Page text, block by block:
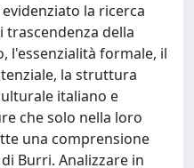
la ricerca
trascendenza della
l'essenzialità formale, il
la struttura
italiano e
che solo nella loro
una comprensione
Burri. Analizzare in